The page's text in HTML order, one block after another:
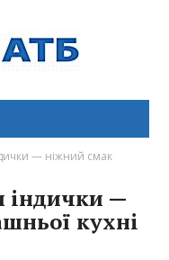
— ніжний смак
індички —
кухні